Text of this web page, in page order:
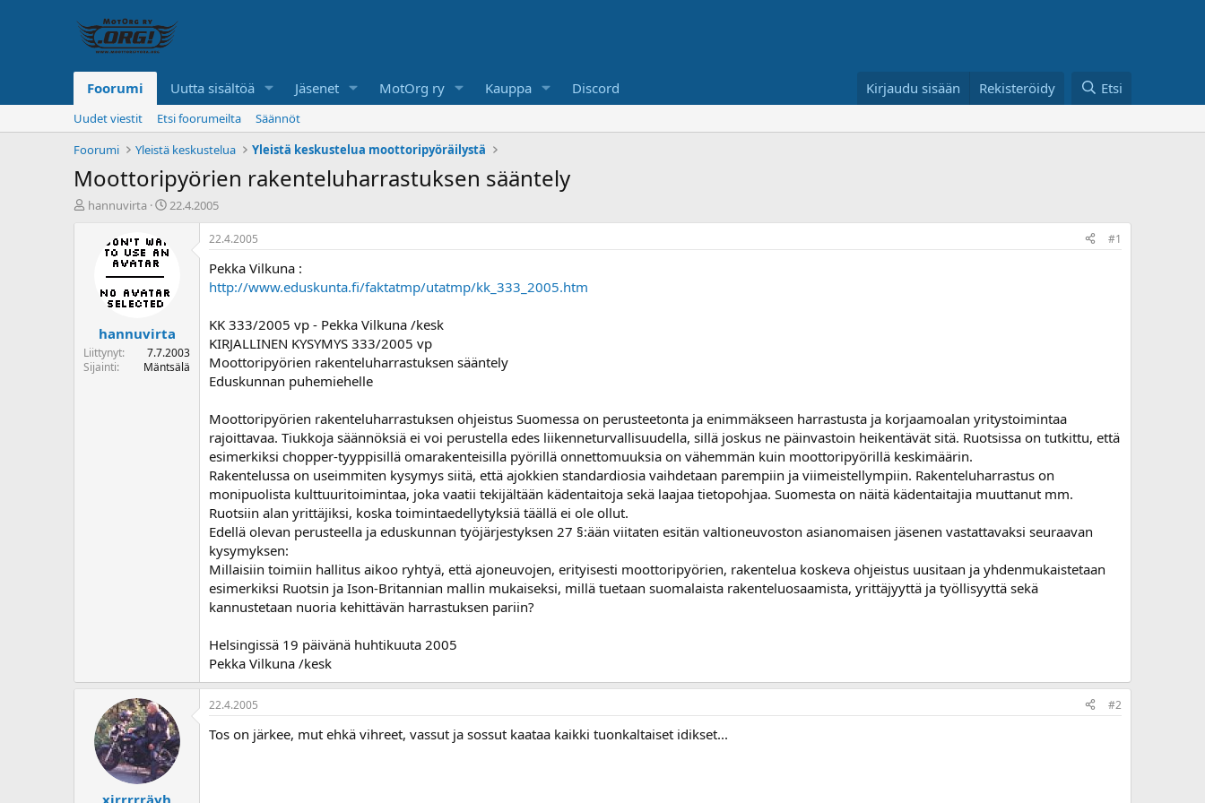
Foorumi Uutta sisältöä Jäsenet MotOrg ry Kauppa Discord Kirjaudu sisään Rekisteröidy Etsi
Uudet viestit Etsi foorumeilta
Säännöt
Foorumi
Yleistä keskustelua Yleistä keskustelua moottoripyöräilystä
Moottoripyörien rakenteluharrastuksen sääntely
K
u
n
hannuvirta
A
s
ä
i
v
22.4.2005
hannuvirta
Liittynyt
7.7.2003
Sijainti
Mäntsälä
22.4.2005 #1
Pekka Vilkuna :
http://www.eduskunta.fi/faktatmp/utatmp/kk_333_2005.htm
KK 333/2005 vp - Pekka Vilkuna /kesk
KIRJALLINEN KYSYMYS 333/2005 vp
Moottoripyörien rakenteluharrastuksen sääntely
Eduskunnan puhemiehelle
Moottoripyörien rakenteluharrastuksen ohjeistus Suomessa on perusteetonta ja enimmäkseen harrastusta ja korjaamoalan yritystoimintaa
rajoittavaa. Tiukkoja säännöksiä ei voi perustella edes liikenneturvallisuudella, sillä joskus ne päinvastoin heikentävät sitä. Ruotsissa on tutkittu, että
esimerkiksi chopper-tyyppisillä omarakenteisilla pyörillä onnettomuuksia on vähemmän kuin moottoripyörillä keskimäärin.
Rakentelussa on useimmiten kysymys siitä, että ajokkien standardiosia vaihdetaan parempiin ja viimeistellympiin. Rakenteluharrastus on
monipuolista kulttuuritoimintaa, joka vaatii tekijältään kädentaitoja sekä laajaa tietopohjaa. Suomesta on näitä kädentaitajia muuttanut mm.
Ruotsiin alan yrittäjiksi, koska toimintaedellytyksiä täällä ei ole ollut.
Edellä olevan perusteella ja eduskunnan työjärjestyksen 27 §:ään viitaten esitän valtioneuvoston asianomaisen jäsenen vastattavaksi seuraavan
kysymyksen:
Millaisiin toimiin hallitus aikoo ryhtyä, että ajoneuvojen, erityisesti moottoripyörien, rakentelua koskeva ohjeistus uusitaan ja yhdenmukaistetaan
esimerkiksi Ruotsin ja Ison-Britannian mallin mukaiseksi, millä tuetaan suomalaista rakenteluosaamista, yrittäjyyttä ja työllisyyttä sekä
kannustetaan nuoria kehittävän harrastuksen pariin?
Helsingissä 19 päivänä huhtikuuta 2005
Pekka Vilkuna /kesk
xjrrrrräyh
22.4.2005 #2
Tos on järkee, mut ehkä vihreet, vassut ja sossut kaataa kaikki tuonkaltaiset idikset...